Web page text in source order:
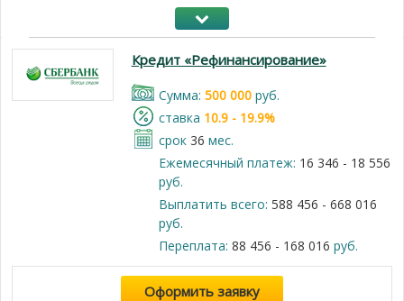
Кредит «Рефинансирование»
Cумма: 500 000руб.
cтавка 10.9 - 19.9%
срок 36 мес.
Ежемесячный платеж: 16 346 - 18 556
руб.
Выплатить всего: 588 456 - 668 016
руб.
Переплата: 88 456 - 168 016 руб.
Оформить заявку